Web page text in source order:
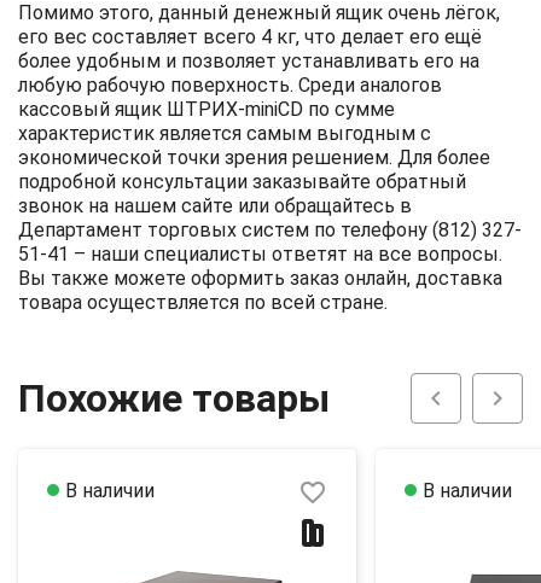
Помимо этого, данный денежный ящик очень лёгок,
его вес составляет всего 4 кг, что делает его ещё
более удобным и позволяет устанавливать его на
любую рабочую поверхность. Среди аналогов
кассовый ящик ШТРИХ-miniCD по сумме
характеристик является самым выгодным с
экономической точки зрения решением. Для более
подробной консультации заказывайте обратный
звонок на нашем сайте или обращайтесь в
Департамент торговых систем по телефону (812) 327-
51-41 – наши специалисты ответят на все вопросы.
Вы также можете оформить заказ онлайн, доставка
товара осуществляется по всей стране.
Похожие товары chevron_left chevron_right
favorite_border
В наличии В наличии